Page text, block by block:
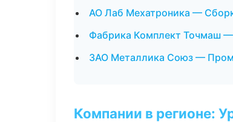
АО Лаб Мехатроника —
Фабрика Комплект Точмаш —
ЗАО Металлика Союз —
Компании в регионе: